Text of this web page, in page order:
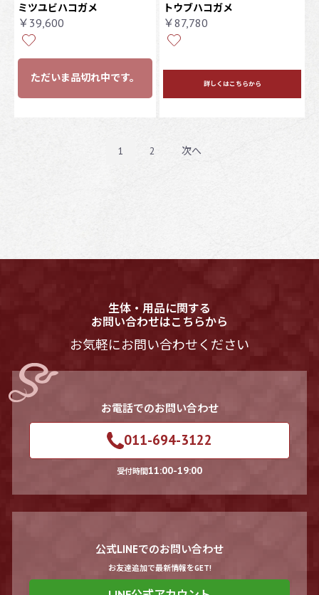
ミツユビハコガメ
￥39,600
ただいま品切れ中です。
トウブハコガメ
￥87,780
詳しくはこちらから
1 2 次へ
生体・用品に関する
お問い合わせはこちらから
お気軽にお問い合わせください
お電話でのお問い合わせ
011-694-3122
受付時間11:00-19:00
公式LINEでのお問い合わせ
お友達追加で最新情報をGET!